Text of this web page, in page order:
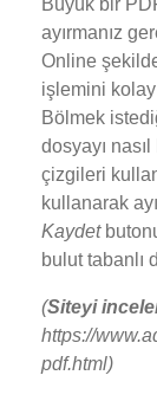
Büyük bir
ayırmanız
Online
işlemini
Bölmek
dosyayı
çizgileri
kullanarak
Kaydet
bulut tabanlı
(Siteyi
https://
pdf.html)